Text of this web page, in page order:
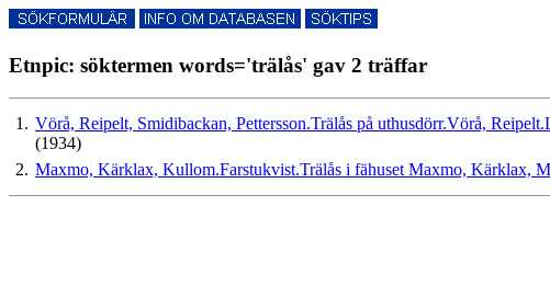
Etnpic: söktermen words='trälås' gav 2 träffar
1. Vörå, Reipelt, Smidibackan, Pettersson.Trälås på uthusdörr.Vörå,
(1934)
2. Maxmo, Kärklax, Kullom.Farstukvist.Trälås i fähuset Maxmo, Kärklax,